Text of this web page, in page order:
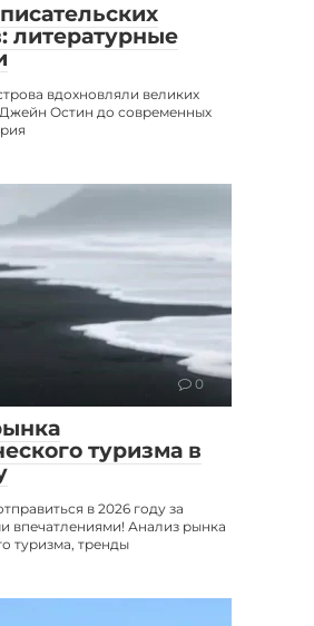
литературные
вдохновляли великих
Остин до современных
0
туризма в
в 2026 году за
впечатлениями! Анализ рынка
туризма, тренды